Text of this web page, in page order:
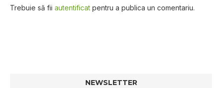
Trebuie să fii autentificat pentru a publica un comentariu.
NEWSLETTER